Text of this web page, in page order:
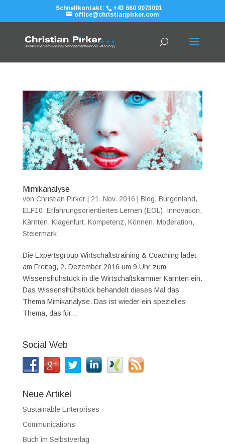
Schnellkontakt:
+43 660 9073001
office@christianpirker.com
Mimikanalyse
von Christian Pirker| 21. Nov. 2016 Blog, Burgenland,
ELF10, Erfahrungsorientiertes Lernen (EOL), Innovation,
Kärnten, Klagenfurt, Kompetenz, Können, Moderation,
Steiermark
Die Expertsgroup Wirtschaftstraining & Coaching ladet
am Freitag, 2. Dezember 2016 um 9 Uhr zum
Wissensfrühstück in die Wirtschaftskammer Kärnten ein.
Das Wissensfrühstück behandelt dieses Mal das
Thema Mimikanalyse. Das ist wieder ein spezielles
Thema, das für...
Social Web
Neue Artikel
Sustainable Enterprises
Communications
Buch im Selbstverlag